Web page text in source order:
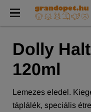
Dolly
120ml
Lemezes eledel.
táplálék, speciális